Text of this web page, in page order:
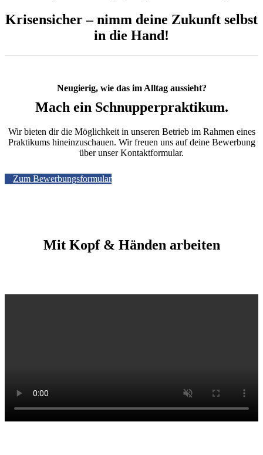
Krisensicher – nimm deine Zukunft selbst
in die Hand!
Neugierig, wie das im Alltag aussieht?
Mach ein Schnupperpraktikum.
Wir bieten dir die Möglichkeit in unseren Betrieb im Rahmen eines
Praktikums hineinzuschauen. Wir freuen uns auf deine Bewerbung
über unser Kontaktformular.
Zum Bewerbungsformular
Mit Kopf & Händen arbeiten